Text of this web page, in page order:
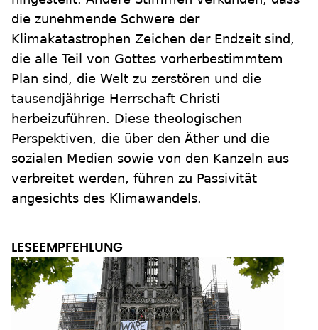
die zunehmende Schwere der
Klimakatastrophen Zeichen der Endzeit sind,
die alle Teil von Gottes vorherbestimmtem
Plan sind, die Welt zu zerstören und die
tausendjährige Herrschaft Christi
herbeizuführen. Diese theologischen
Perspektiven, die über den Äther und die
sozialen Medien sowie von den Kanzeln aus
verbreitet werden, führen zu Passivität
angesichts des Klimawandels.